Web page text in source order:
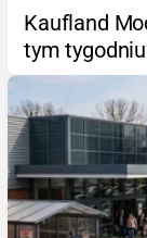
Kaufland
tym